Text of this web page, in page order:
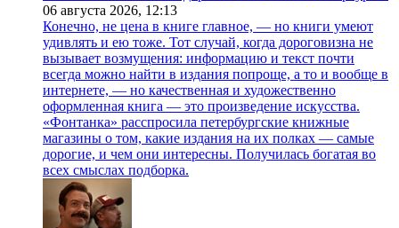
06 августа 2026, 12:13
Конечно, не цена в книге главное, — но книги умеют
удивлять и ею тоже. Тот случай, когда дороговизна не
вызывает возмущения: информацию и текст почти
всегда можно найти в издания попроще, а то и вообще в
интернете, — но качественная и художественно
оформленная книга — это произведение искусства.
«Фонтанка» расспросила петербургские книжные
магазины о том, какие издания на их полках — самые
дорогие, и чем они интересны. Получилась богатая во
всех смыслах подборка.